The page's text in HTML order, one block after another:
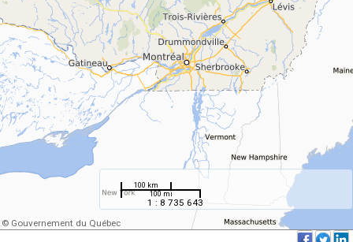
100 km
100 mi
1 : 8 735 643
© Gouvernement du Québec